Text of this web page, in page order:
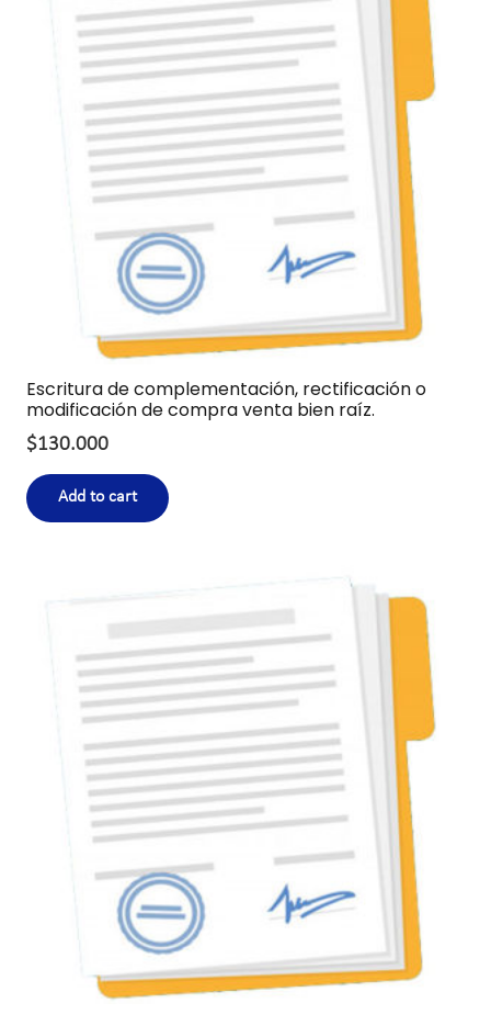
Escritura de complementación, rectificación o
modificación de compra venta bien raíz.
$130.000
Add to cart